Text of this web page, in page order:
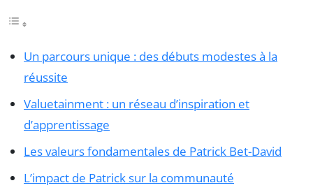
Un parcours unique : des débuts modestes à la
réussite
Valuetainment : un réseau d’inspiration et
d’apprentissage
Les valeurs fondamentales de Patrick Bet-David
L’impact de Patrick sur la communauté